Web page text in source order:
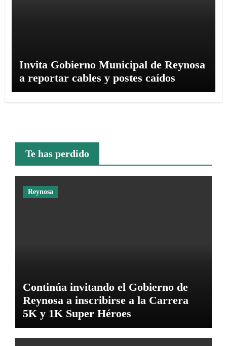
Invita Gobierno Municipal de Reynosa
a reportar cables y postes caídos
Te has perdido
Reynosa
Continúa invitando el Gobierno de
Reynosa a inscribirse a la Carrera
5K y 1K Super Héroes